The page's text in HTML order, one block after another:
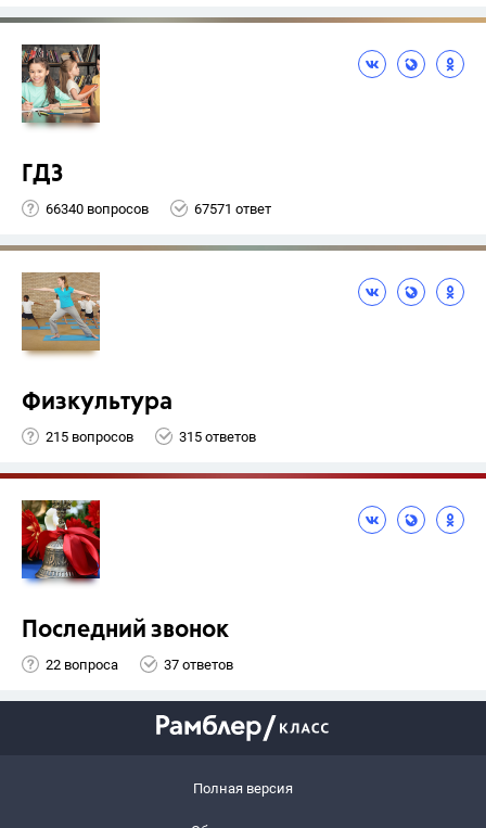
ГДЗ
66340 вопросов 67571 ответ
Физкультура
215 вопросов 315 ответов
Последний звонок
22 вопроса 37 ответов
Полная версия